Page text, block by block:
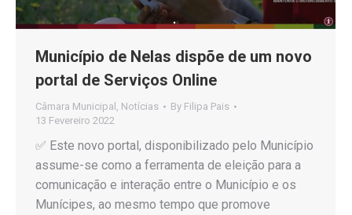
Município de Nelas dispõe de um novo
portal de Serviços Online
Câmara Municipal Notícias By Filipa Pais
13 Fevereiro 2022
✅ Este novo portal, disponibilizado pelo Município
assume-se como a ferramenta de eleição para a
comunicação e interação entre o Município e os
Munícipes, ao mesmo tempo que promove